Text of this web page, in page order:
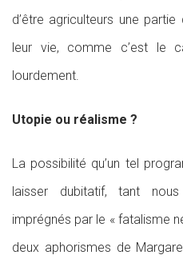
d’être agriculteurs une
leur vie, comme c’est le
lourdement.
Utopie ou réalisme ?
La possibilité qu’un tel
laisser dubitatif, tant
imprégnés par le « fatalisme
deux aphorismes de